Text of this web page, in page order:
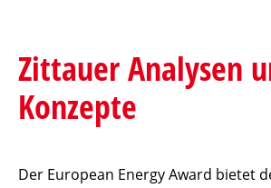
Zittauer Analysen
Konzepte
Der European Energy Award bietet